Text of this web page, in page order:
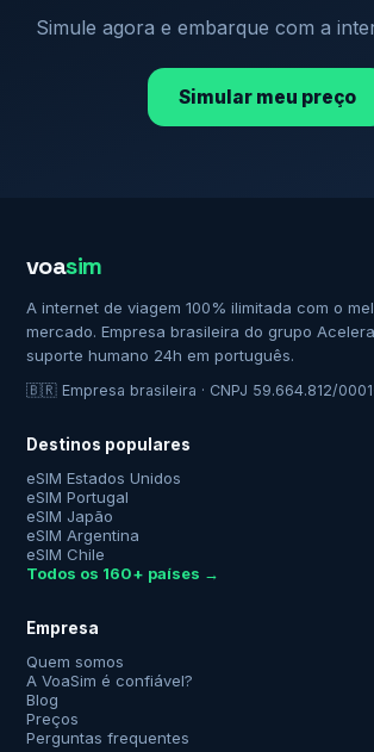
Simule agora e embarque com a
Simular meu preço
voasim
A internet de viagem 100% ilimitada com o
mercado. Empresa brasileira do grupo
suporte humano 24h em português.
🇧🇷 Empresa brasileira · CNPJ 59.664.812/
Destinos populares
eSIM Estados Unidos
eSIM Portugal
eSIM Japão
eSIM Argentina
eSIM Chile
Todos os 160+ países →
Empresa
Quem somos
A VoaSim é confiável?
Blog
Preços
Perguntas frequentes